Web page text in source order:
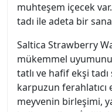
muhteşem içecek
tadı ile adeta bir
Saltica Strawberry
mükemmel
tatlı ve hafif ekşi
karpuzun
meyvenin birleşimi,